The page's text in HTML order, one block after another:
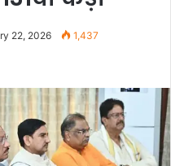
22, 2026 1,437